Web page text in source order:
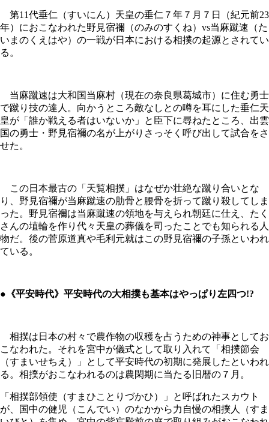
第11代垂仁（すいにん）天皇の垂仁７年７月７日（紀元前23
年）におこなわれた野見宿禰（のみのすくね）vs当麻蹴速（た
いまのくえはや）の一戦が日本における相撲の起源とされてい
る。
当麻蹴速は大和国当麻村（現在の奈良県葛城市）に住む勇士
で蹴り技の達人。向かうところ敵なしとの噂を耳にした垂仁天
皇が「誰か戦える者はいないか」と臣下に尋ねたところ、出雲
国の勇士・野見宿禰の名が上がりさっそく呼び出して試合をさ
せた。
この日本最古の「天覧相撲」はなぜか壮絶な蹴り合いとな
り、野見宿禰が当麻蹴速の肋骨と腰骨を折って蹴り殺してしま
った。野見宿禰は当麻蹴速の領地を与えられ朝廷に仕え、たく
さんの埴輪を作り代々天皇の葬儀を司ったことでも知られる人
物だ。後の菅原道真や毛利元就はこの野見宿禰の子孫といわれ
ている。
●《平安時代》平安時代の大相撲も基本はやっぱり左四つ!?
相撲は日本の村々で農作物の収穫を占うための神事としてお
こなわれた。それを宮中が儀式として取り入れて「相撲節会
（すまいせちえ）」として平安時代の初期に発展したといわれ
る。相撲がおこなわれるのは農閑期に当たる旧暦の７月。
「相撲部領使（すまひことりづかひ）」と呼ばれたスカウト
が、国中の健児（こんでい）のなかから力自慢の相撲人（すま